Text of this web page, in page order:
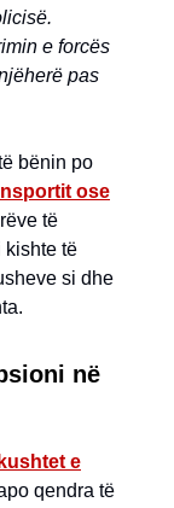
e forcës
pas
bënin po
ose
të
kishte të
si dhe
në
kushtet e
qendra të